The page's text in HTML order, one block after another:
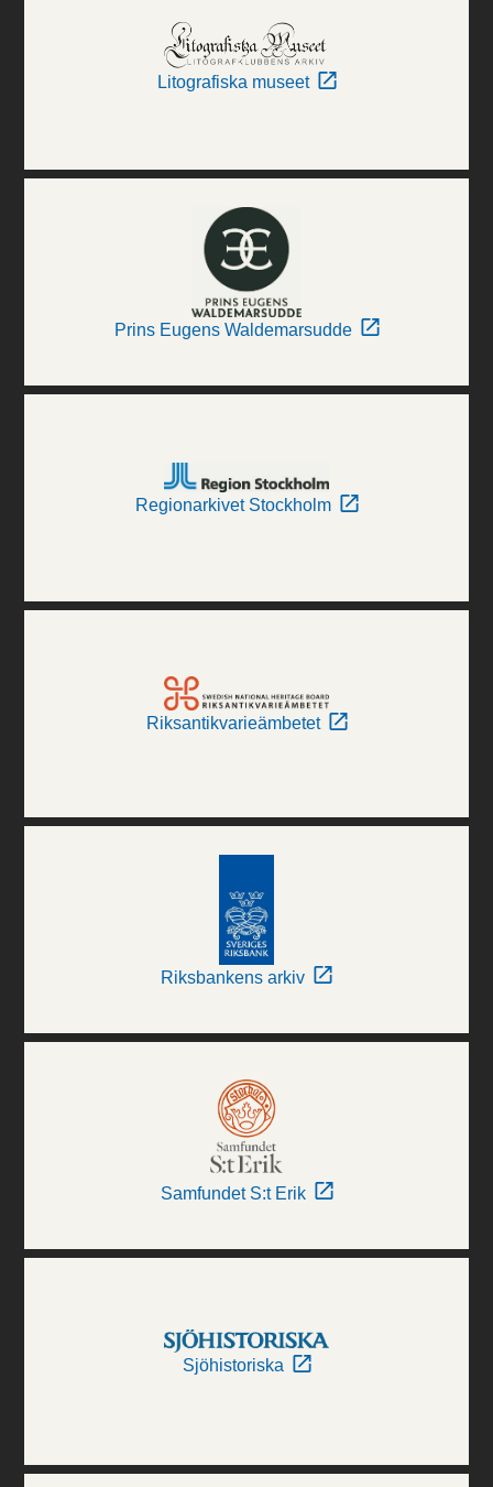
Litografiska museet
Prins Eugens Waldemarsudde
Regionarkivet Stockholm
Riksantikvarieämbetet
Riksbankens arkiv
Samfundet S:t Erik
Sjöhistoriska